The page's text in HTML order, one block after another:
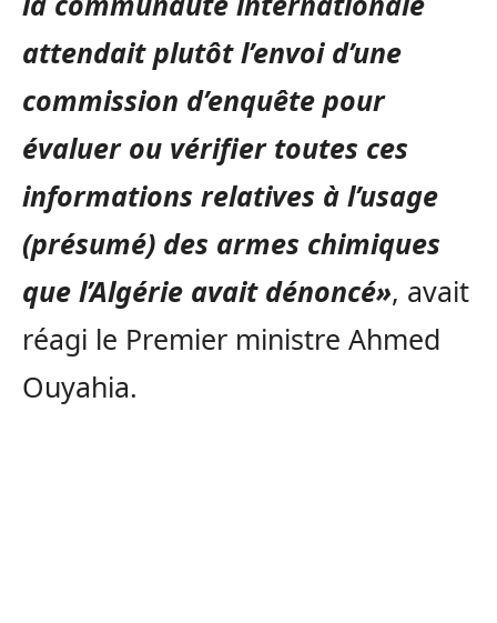
attendait plutôt l’envoi d’une
commission d’enquête pour
évaluer ou vérifier toutes ces
informations relatives à l’usage
(présumé) des armes chimiques
que l’Algérie avait dénoncé», avait
réagi le Premier ministre Ahmed
Ouyahia.